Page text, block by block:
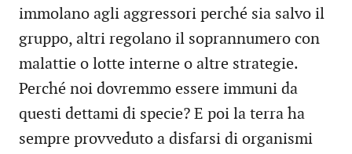
immolano agli aggressori perché sia salvo il
gruppo, altri regolano il soprannumero con
malattie o lotte interne o altre strategie.
Perché noi dovremmo essere immuni da
questi dettami di specie? E poi la terra ha
sempre provveduto a disfarsi di organismi